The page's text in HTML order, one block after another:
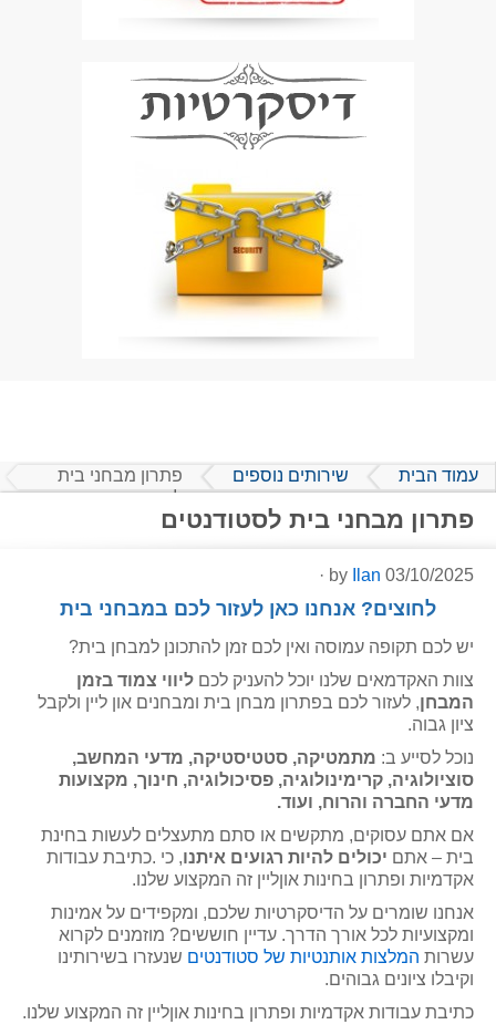
עמוד הבית שירותים נוספים
פתרון מבחני בית
לסטודנטים
פתרון מבחני בית לסטודנטים
03/10/2025
Ilan
·
לחוצים? אנחנו כאן לעזור לכם במבחני בית
יש לכם תקופה עמוסה ואין לכם זמן להתכונן למבחן בית?
צוות האקדמאים שלנו יוכל להעניק לכם ליווי צמוד בזמן
המבחן, לעזור לכם בפתרון מבחן בית ומבחנים און ליין ולקבל
ציון גבוה.
נוכל לסייע ב: מתמטיקה, סטטיסטיקה, מדעי המחשב,
סוציולוגיה, קרימינולוגיה, פסיכולוגיה, חינוך, מקצועות
מדעי החברה והרוח, ועוד.
אם אתם עסוקים, מתקשים או סתם מתעצלים לעשות בחינת
בית – אתם יכולים להיות רגועים איתנו, כי .כתיבת עבודות
אקדמיות ופתרון בחינות אוןליין זה המקצוע שלנו.
אנחנו שומרים על הדיסקרטיות שלכם, ומקפידים על אמינות
ומקצועיות לכל אורך הדרך. עדיין חוששים? מוזמנים לקרוא
עשרות המלצות אותנטיות של סטודנטים שנעזרו בשירותינו
וקיבלו ציונים גבוהים.
כתיבת עבודות אקדמיות ופתרון בחינות אוןליין זה המקצוע שלנו.